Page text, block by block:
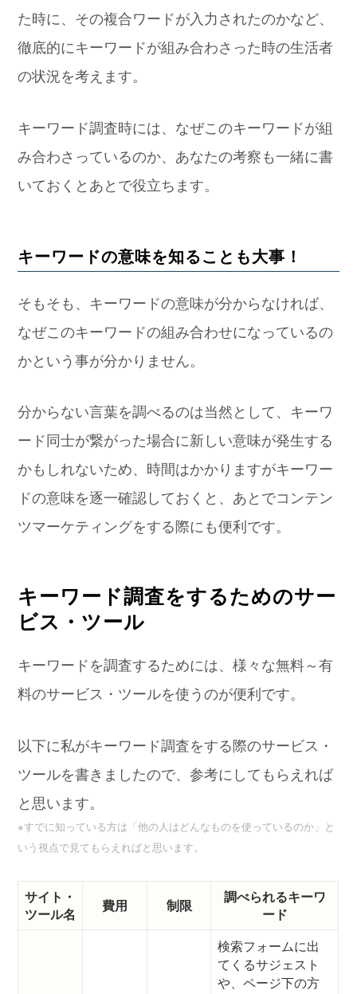
た時に、その複合ワードが入力されたのかなど、
徹底的にキーワードが組み合わさった時の生活者
の状況を考えます。
キーワード調査時には、なぜこのキーワードが組
み合わさっているのか、あなたの考察も一緒に書
いておくとあとで役立ちます。
キーワードの意味を知ることも大事！
そもそも、キーワードの意味が分からなければ、
なぜこのキーワードの組み合わせになっているの
かという事が分かりません。
分からない言葉を調べるのは当然として、キーワ
ード同士が繋がった場合に新しい意味が発生する
かもしれないため、時間はかかりますがキーワー
ドの意味を逐一確認しておくと、あとでコンテン
ツマーケティングをする際にも便利です。
キーワード調査をするためのサー
ビス・ツール
キーワードを調査するためには、様々な無料～有
料のサービス・ツールを使うのが便利です。
以下に私がキーワード調査をする際のサービス・
ツールを書きましたので、参考にしてもらえれば
と思います。
※すでに知っている方は「他の人はどんなものを使っているのか」と
いう視点で見てもらえればと思います。
サイト・
ツール名
費用 制限
調べられるキーワ
ード
検索フォームに出
てくるサジェスト
や、ページ下の方